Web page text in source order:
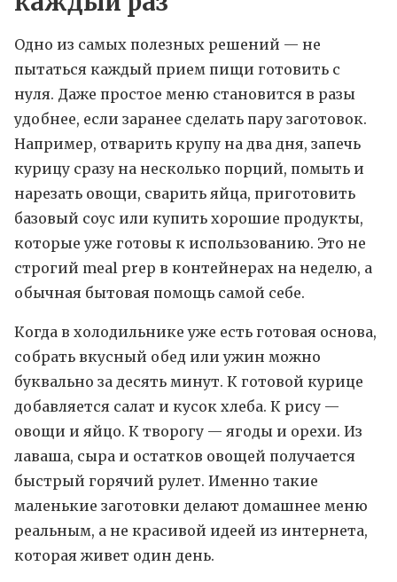
Одно из самых полезных решений — не
пытаться каждый прием пищи готовить с
нуля. Даже простое меню становится в разы
удобнее, если заранее сделать пару заготовок.
Например, отварить крупу на два дня, запечь
курицу сразу на несколько порций, помыть и
нарезать овощи, сварить яйца, приготовить
базовый соус или купить хорошие продукты,
которые уже готовы к использованию. Это не
строгий meal prep в контейнерах на неделю, а
обычная бытовая помощь самой себе.
Когда в холодильнике уже есть готовая основа,
собрать вкусный обед или ужин можно
буквально за десять минут. К готовой курице
добавляется салат и кусок хлеба. К рису —
овощи и яйцо. К творогу — ягоды и орехи. Из
лаваша, сыра и остатков овощей получается
быстрый горячий рулет. Именно такие
маленькие заготовки делают домашнее меню
реальным, а не красивой идеей из интернета,
которая живет один день.